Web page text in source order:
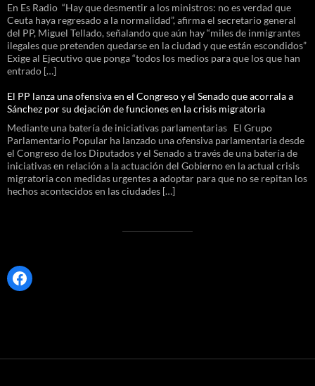
En Es Radio “Hay que desmentir a los ministros: no es verdad que
Ceuta haya regresado a la normalidad”, afirma el secretario general
del PP, Miguel Tellado, señalando que aún hay “miles de inmigrantes
ilegales que pretenden quedarse en la ciudad y que están escondidos”
Exige al Ejecutivo que ponga “todos los medios para que los que han
entrado […]
El PP lanza una ofensiva en el Congreso y el Senado que acorrala a
Sánchez por su dejación de funciones en la crisis migratoria
Mediante una batería de iniciativas parlamentarias El Grupo
Parlamentario Popular ha lanzado una ofensiva parlamentaria desde
el Congreso de los Diputados y el Senado a través de una batería de
iniciativas en relación a la actuación del Gobierno en la actual crisis
migratoria con medidas urgentes a adoptar para que no se repitan los
hechos acontecidos en las ciudades […]
Facebook